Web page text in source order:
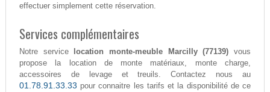
effectuer simplement cette réservation.
Services complémentaires
Notre service location monte-meuble Marcilly (77139) vous
propose la location de monte matériaux, monte charge,
accessoires de levage et treuils. Contactez nous au
01.78.91.33.33 pour connaitre les tarifs et la disponibilité de ce